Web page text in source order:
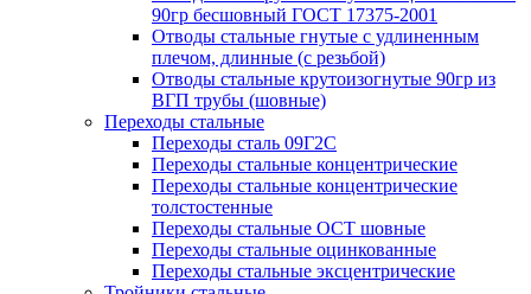
90гр бесшовный ГОСТ 17375-2001
Отводы стальные гнутые с удлиненным
плечом, длинные (с резьбой)
Отводы стальные крутоизогнутые 90гр из
ВГП трубы (шовные)
Переходы стальные
Переходы сталь 09Г2С
Переходы стальные концентрические
Переходы стальные концентрические
толстостенные
Переходы стальные ОСТ шовные
Переходы стальные оцинкованные
Переходы стальные эксцентрические